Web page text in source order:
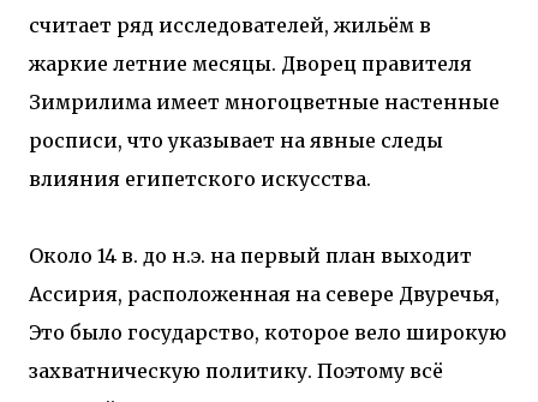
стремились объединить память о военном
прошлом участка с принц...
считает ряд исследователей, жильём в
жаркие летние месяцы. Дворец правителя
Зимрилима имеет многоцветные настенные
росписи, что указывает на явные следы
влияния египетского искусства.
Около 14 в. до н.э. на первый план выходит
Ассирия, расположенная на севере Двуречья,
Это было государство, которое вело широкую
захватническую политику. Поэтому всё